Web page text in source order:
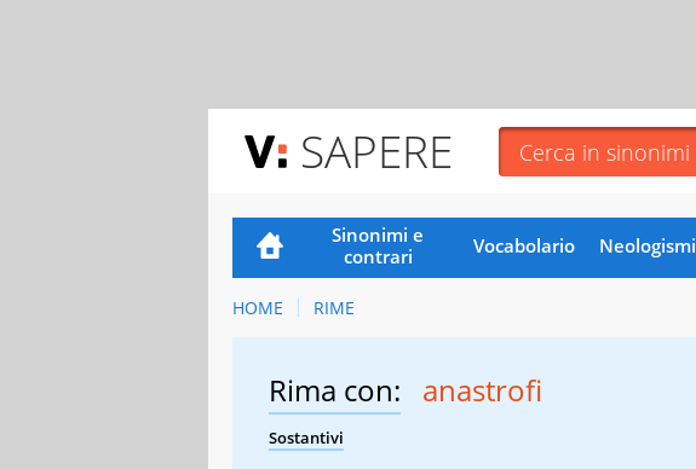
SAPERE
Sinonimi e
contrari
Vocabolario Neologismi
HOME RIME
Rima con: anastrofi
Sostantivi